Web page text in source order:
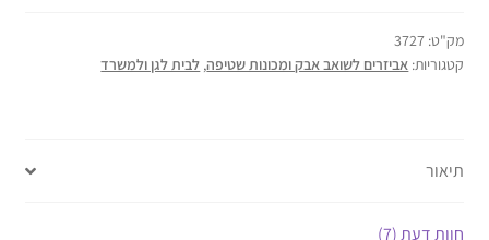
מק"ט: 3727
קטגוריות: אביזרים לשואב אבק ומכונות שטיפה, לבית לגן ולמשרד
תיאור
חוות דעת (7)